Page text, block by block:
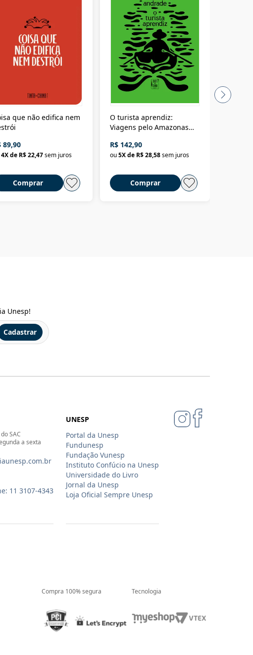
que não edifica nem
89,90
4X de R$ 22,47sem juros
Comprar
O turista aprendiz:
Viagens pelo Amazonas
até a Bolívia e por Marajó
até dizer chega
R$ 142,90
ou5X de R$ 28,58sem juros
Comprar
Unesp!
Cadastrar
SAC
a sexta
11 3107-4343
UNESP
Portal da Unesp
Fundunesp
Fundação Vunesp
Instituto Confúcio na Unesp
Universidade do Livro
Jornal da Unesp
Loja Oficial Sempre Unesp
Compra 100% segura Tecnologia